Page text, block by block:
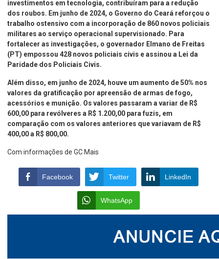
investimentos em tecnologia, contribuíram para a redução
dos roubos. Em junho de 2024, o Governo do Ceará reforçou o
trabalho ostensivo com a incorporação de 860 novos policiais
militares ao serviço operacional supervisionado. Para
fortalecer as investigações, o governador Elmano de Freitas
(PT) empossou 428 novos policiais civis e assinou a Lei da
Paridade dos Policiais Civis.
Além disso, em junho de 2024, houve um aumento de 50% nos
valores da gratificação por apreensão de armas de fogo,
acessórios e munição. Os valores passaram a variar de R$
600,00 para revólveres a R$ 1.200,00 para fuzis, em
comparação com os valores anteriores que variavam de R$
400,00 a R$ 800,00.
Com informações de GC Mais
Facebook Twitter LinkedIn
WhatsApp